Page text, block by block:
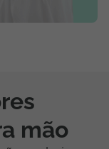
mão